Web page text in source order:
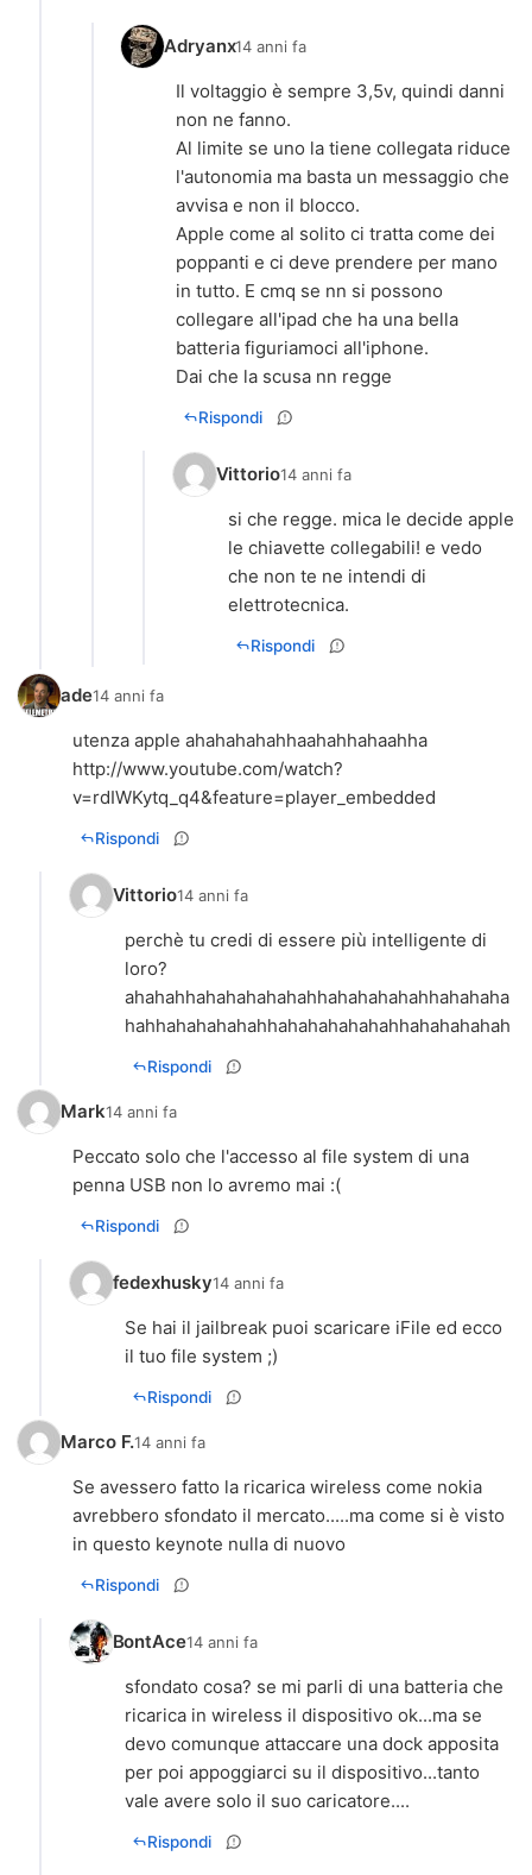
Adryanx14 anni fa
Il voltaggio è sempre 3,5v, quindi danni
non ne fanno.
Al limite se uno la tiene collegata riduce
l'autonomia ma basta un messaggio che
avvisa e non il blocco.
Apple come al solito ci tratta come dei
poppanti e ci deve prendere per mano
in tutto. E cmq se nn si possono
collegare all'ipad che ha una bella
batteria figuriamoci all'iphone.
Dai che la scusa nn regge
Rispondi
Vittorio14 anni fa
si che regge. mica le decide apple
le chiavette collegabili! e vedo
che non te ne intendi di
elettrotecnica.
Rispondi
ade14 anni fa
utenza apple ahahahahahhaahahhahaahha
http://www.youtube.com/watch?
v=rdIWKytq_q4&feature=player_embedded
Rispondi
Vittorio14 anni fa
perchè tu credi di essere più intelligente di
loro?
ahahahhahahahahahahhahahahahahhahahaha
hahhahahahahahhahahahahahahhahahahahah
Rispondi
Mark14 anni fa
Peccato solo che l'accesso al file system di una
penna USB non lo avremo mai :(
Rispondi
fedexhusky14 anni fa
Se hai il jailbreak puoi scaricare iFile ed ecco
il tuo file system ;)
Rispondi
Marco F.14 anni fa
Se avessero fatto la ricarica wireless come nokia
avrebbero sfondato il mercato.....ma come si è visto
in questo keynote nulla di nuovo
Rispondi
BontAce14 anni fa
sfondato cosa? se mi parli di una batteria che
ricarica in wireless il dispositivo ok...ma se
devo comunque attaccare una dock apposita
per poi appoggiarci su il dispositivo...tanto
vale avere solo il suo caricatore....
Rispondi